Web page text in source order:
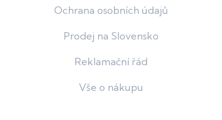
Ochrana osobních údajů
Prodej na Slovensko
Reklamační řád
Vše o nákupu